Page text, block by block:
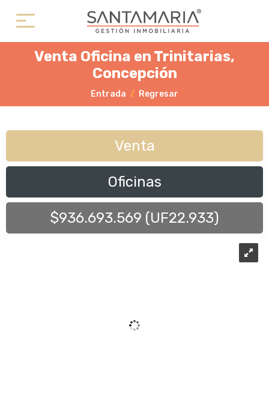
Venta Oficina en Trinitarias,
Concepción
Entrada Regresar
Venta
Oficinas
$936.693.569 (UF22.933)